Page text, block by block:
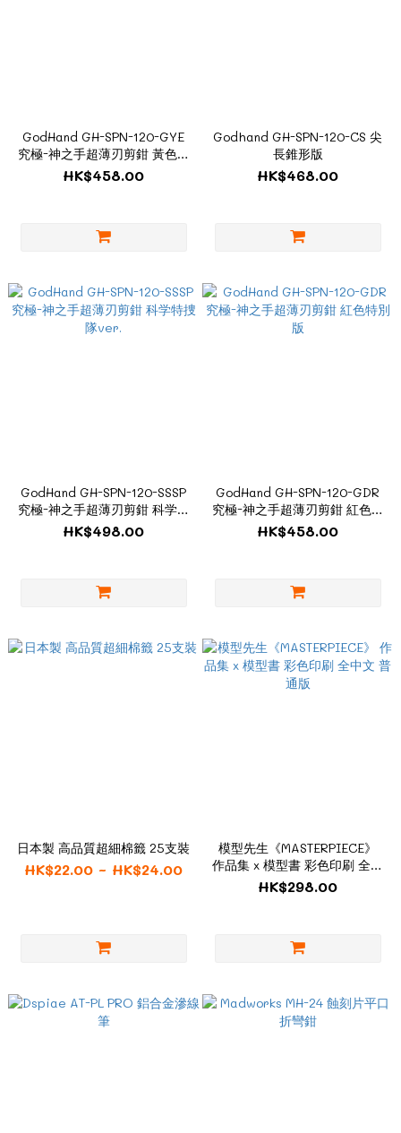
GodHand GH-SPN-120-GYE
究極-神之手超薄刃剪鉗 黃色特
別版
HK$458.00
Godhand GH-SPN-120-CS 尖
長錐形版
HK$468.00
GodHand GH-SPN-120-SSSP
究極-神之手超薄刃剪鉗 科学特
捜隊ver.
HK$498.00
GodHand GH-SPN-120-GDR
究極-神之手超薄刃剪鉗 紅色特
別版
HK$458.00
日本製 高品質超細棉籤 25支裝
HK$22.00 ~ HK$24.00
模型先生《MASTERPIECE》
作品集 x 模型書 彩色印刷 全中
文 普通版
HK$298.00